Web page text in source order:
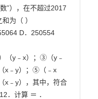
”），在不超过2017
为（ ）
D．250554
（y﹣x）；③（y﹣
x﹣y）；⑤（﹣x
x﹣y），其中，符合
．计算 ＝ ．